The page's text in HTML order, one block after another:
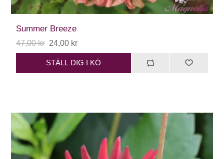
Summer Breeze
47,00 kr 24,00 kr
STÄLL DIG I KÖ